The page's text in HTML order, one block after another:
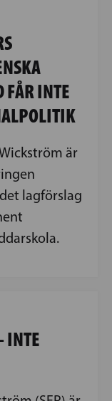
INTE
är
lagförslag
INTE